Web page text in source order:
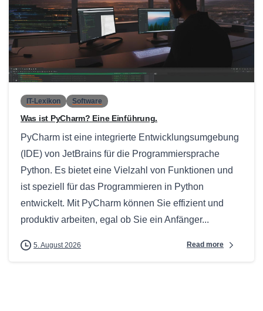
IT-Lexikon Software
Was ist PyCharm? Eine Einführung.
PyCharm ist eine integrierte Entwicklungsumgebung
(IDE) von JetBrains für die Programmiersprache
Python. Es bietet eine Vielzahl von Funktionen und
ist speziell für das Programmieren in Python
entwickelt. Mit PyCharm können Sie effizient und
produktiv arbeiten, egal ob Sie ein Anfänger...
5. August 2026 Read more